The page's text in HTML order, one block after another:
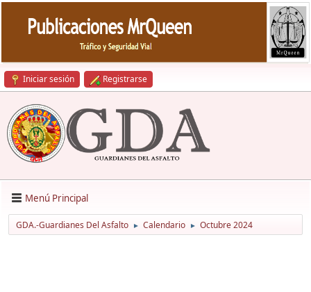
Iniciar sesión Registrarse
Menú Principal
GDA.-Guardianes Del Asfalto ► Calendario ► Octubre 2024